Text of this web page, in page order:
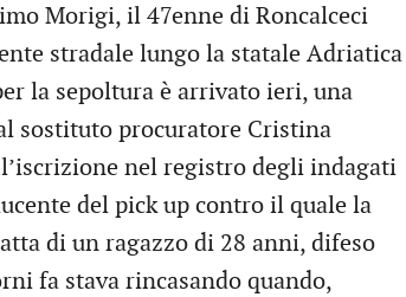
Morigi, il 47enne di Roncalceci
stradale lungo la statale Adriatica
la sepoltura è arrivato ieri, una
sostituto procuratore Cristina
nel registro degli indagati
del pick up contro il quale la
di un ragazzo di 28 anni, difeso
fa stava rincasando quando,